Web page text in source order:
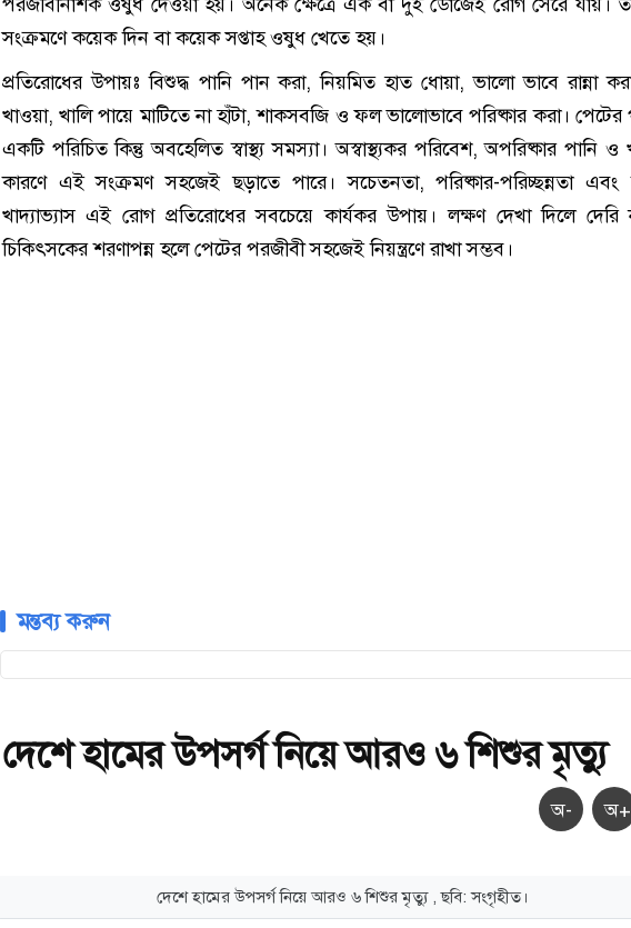
সংক্রমণে কয়েক দিন বা কয়েক সপ্তাহ ওষুধ খেতে হয়।
প্রতিরোধের উপায়ঃ বিশুদ্ধ পানি পান করা, নিয়মিত হাত ধোয়া, ভালো ভাবে রান্না
খাওয়া, খালি পায়ে মাটিতে না হাঁটা, শাকসবজি ও ফল ভালোভাবে পরিষ্কার করা। পেটের
একটি পরিচিত কিন্তু অবহেলিত স্বাস্থ্য সমস্যা। অস্বাস্থ্যকর পরিবেশ, অপরিষ্কার পানি ও
কারণে এই সংক্রমণ সহজেই ছড়াতে পারে। সচেতনতা, পরিষ্কার-পরিচ্ছন্নতা এবং
খাদ্যাভ্যাস এই রোগ প্রতিরোধের সবচেয়ে কার্যকর উপায়। লক্ষণ দেখা দিলে দেরি
চিকিৎসকের শরণাপন্ন হলে পেটের পরজীবী সহজেই নিয়ন্ত্রণে রাখা সম্ভব।
মন্তব্য করুন
দেশে হামের উপসর্গ নিয়ে আরও ৬ শিশুর মৃত্যু
অ- অ+